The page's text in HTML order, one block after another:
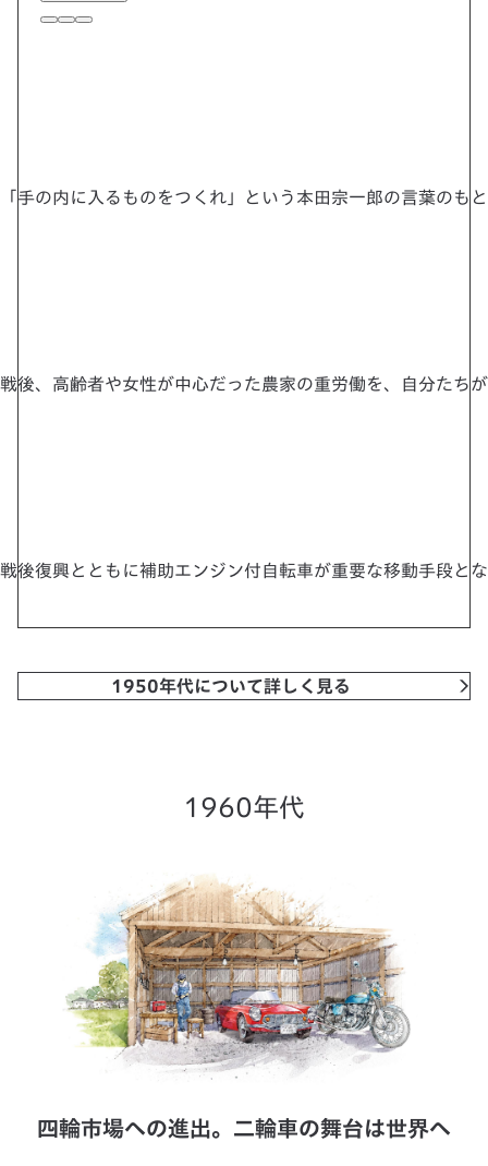
「手の内に入るものをつくれ」という本田宗一郎の言葉の
戦後、高齢者や女性が中心だった農家の重労働を、自分たち
戦後復興とともに補助エンジン付自転車が重要な移動手段と
1950年代について詳しく見る
1960年代
四輪市場への進出。二輪車の舞台は世界へ